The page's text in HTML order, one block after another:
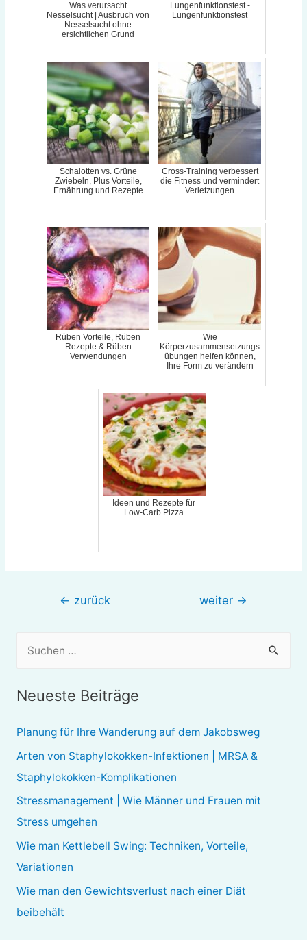
Was verursacht
Nesselsucht | Ausbruch von
Nesselsucht ohne
ersichtlichen Grund
Lungenfunktionstest -
Lungenfunktionstest
Schalotten vs. Grüne
Zwiebeln, Plus Vorteile,
Ernährung und Rezepte
Cross-Training verbessert
die Fitness und vermindert
Verletzungen
Rüben Vorteile, Rüben
Rezepte & Rüben
Verwendungen
Wie
Körperzusammensetzungs
übungen helfen können,
Ihre Form zu verändern
Ideen und Rezepte für
Low-Carb Pizza
Beitragsnavigation
← zurück weiter →
e
Neueste Beiträge
Planung für Ihre Wanderung auf dem Jakobsweg
Arten von Staphylokokken-Infektionen | MRSA &
Staphylokokken-Komplikationen
Stressmanagement | Wie Männer und Frauen mit
Stress umgehen
Wie man Kettlebell Swing: Techniken, Vorteile,
Variationen
Wie man den Gewichtsverlust nach einer Diät
beibehält